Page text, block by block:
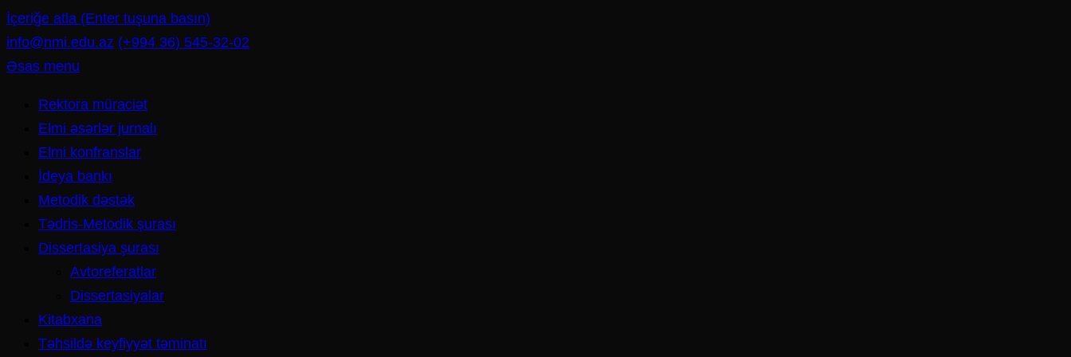
İçeriğe atla (Enter tuşuna basın)
info@nmi.edu.az (+994 36) 545-32-02
Əsas menu
Rektora müraciət
Elmi əsərlər jurnalı
Elmi konfranslar
İdeya bankı
Metodik dəstək
Tədris-Metodik şurası
Dissertasiya şurası
Avtoreferatlar
Dissertasiyalar
Kitabxana
Təhsildə keyfiyyət təminatı